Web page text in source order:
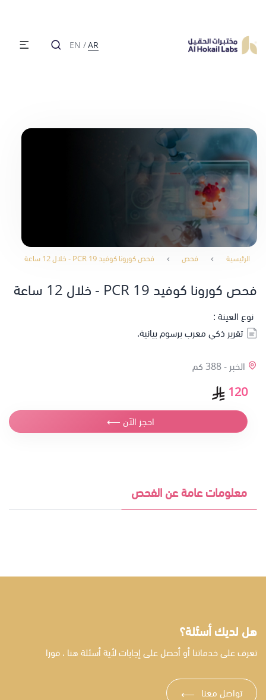
EN /AR
الرئيسية فحص فحص كورونا كوفيد 19 PCR - خلال 12 ساعة
فحص كورونا كوفيد 19 PCR - خلال 12 ساعة
نوع العينة :
تقرير ذكي معرب برسوم بيانية.
الخبر -388 كم
120
احجز الآن ⟵
معلومات عامة عن الفحص
هل لديك أسئلة؟
تعرف على خدماتنا أو أحصل على إجابات لأية أسئلة هنا ، فورا
تواصل معنا ⟶